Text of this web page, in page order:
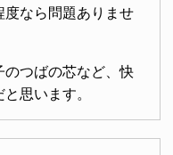
度なら問題ありませ
のつばの芯など、快
思います。